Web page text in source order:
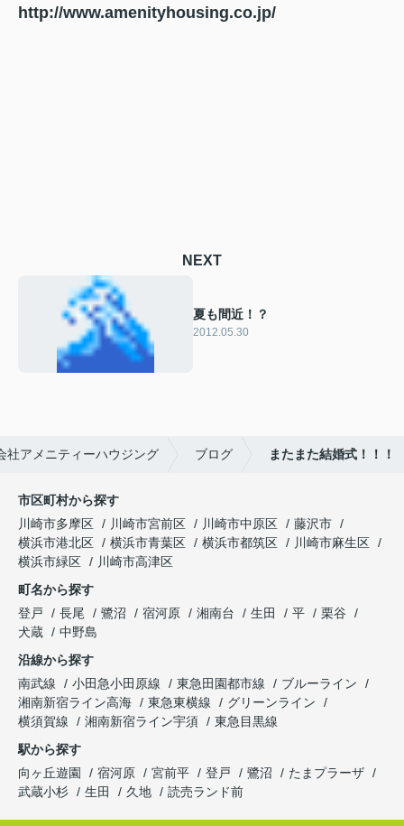
http://www.amenityhousing.co.jp/
NEXT
夏も間近！？
2012.05.30
社アメニティーハウジング ブログ またまた結婚式！！！
市区町村から探す
川崎市多摩区
川崎市宮前区 川崎市中原区
藤沢市
横浜市港北区
横浜市青葉区 横浜市都筑区
川崎市麻生区
横浜市緑区
川崎市高津区
町名から探す
登戸
長尾 鷺沼 宿河原 湘南台 生田 平
栗谷
犬蔵
中野島
沿線から探す
南武線
小田急小田原線 東急田園都市線
ブルーライン
湘南新宿ライン高海
東急東横線
グリーンライン
横須賀線
湘南新宿ライン宇須
東急目黒線
駅から探す
向ヶ丘遊園
宿河原 宮前平 登戸 鷺沼
たまプラーザ
武蔵小杉
生田 久地 読売ランド前